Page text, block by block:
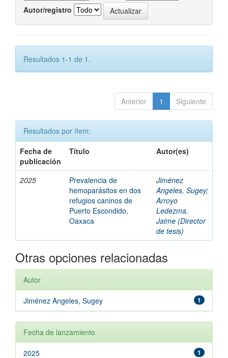
Autor/registro
Resultados 1-1 de 1.
Anterior 1 Siguiente
Resultados por ítem:
Fecha de
publicación
Título Autor(es)
2025
Prevalencia de
hemoparásitos en dos
refugios caninos de
Puerto Escondido,
Oaxaca
Jiménez
Angeles, Sugey;
Arroyo
Ledezma,
Jaime (Director
de tesis)
Otras opciones relacionadas
Autor
1
Jiménez Angeles, Sugey
Fecha de lanzamiento
1
2025